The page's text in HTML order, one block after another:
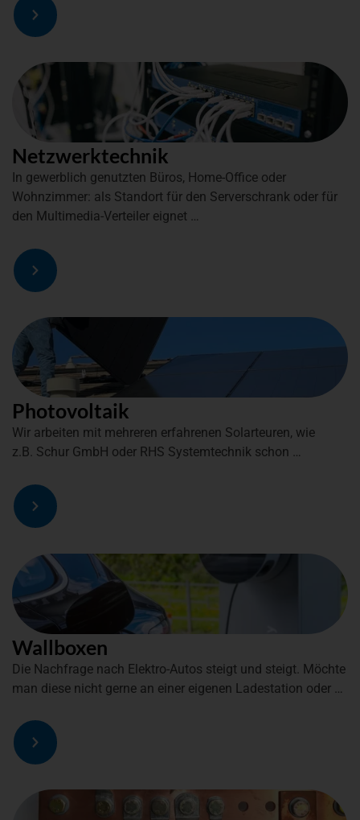
Netzwerktechnik
In gewerblich genutzten Büros, Home-Office oder
Wohnzimmer: als Standort für den Serverschrank oder für
den Multimedia-Verteiler eignet …
Photovoltaik
Wir arbeiten mit mehreren erfahrenen Solarteuren, wie
z.B. Schur GmbH oder RHS Systemtechnik schon …
Wallboxen
Die Nachfrage nach Elektro-Autos steigt und steigt. Möchte
man diese nicht gerne an einer eigenen Ladestation oder …